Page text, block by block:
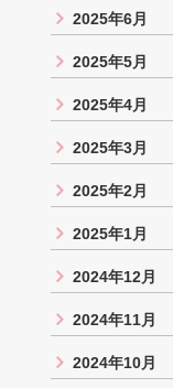
2025年6月
2025年5月
2025年4月
2025年3月
2025年2月
2025年1月
2024年12月
2024年11月
2024年10月